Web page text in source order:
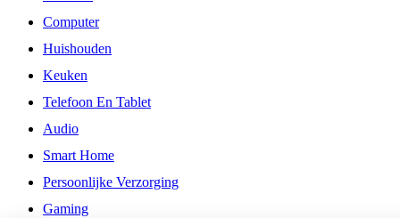
Computer
Huishouden
Keuken
Telefoon En Tablet
Audio
Smart Home
Persoonlijke Verzorging
Gaming